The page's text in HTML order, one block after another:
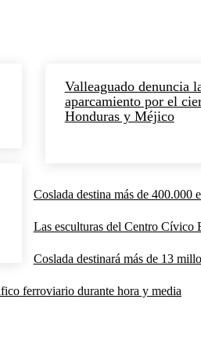
Valleaguado denuncia
aparcamiento por el
Honduras y Méjico
Coslada destina más de 400.000
Las esculturas del Centro Cívico
Coslada destinará más de 13
ferroviario durante hora y media